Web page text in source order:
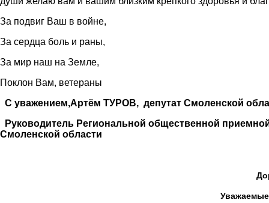
За подвиг Ваш в войне,
За сердца боль и раны,
За мир наш на Земле,
Поклон Вам, ветераны
С уважением,Артём ТУРОВ, депутат Смоленской
Руководитель Региональной общественной
Смоленской области
Уважаемые ветераны